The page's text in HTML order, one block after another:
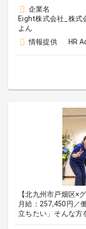
企業名
Eight株式会社_株
よん
情報提供
HR
【北九州市戸畑区×
月給：257,450円／
立ちたい」そんな